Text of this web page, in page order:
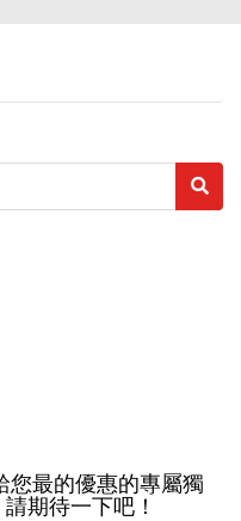
您最的優惠的專屬獨
期待一下吧！